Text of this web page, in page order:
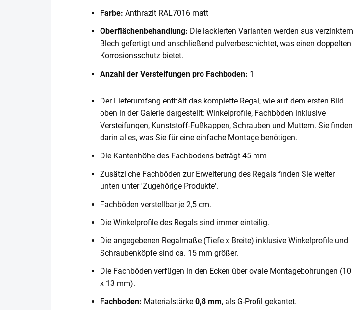
Farbe: Anthrazit RAL7016 matt
Oberflächenbehandlung: Die lackierten Varianten werden aus verzinktem
Blech gefertigt und anschließend pulverbeschichtet, was einen doppelten
Korrosionsschutz bietet.
Anzahl der Versteifungen pro Fachboden: 1
Der Lieferumfang enthält das komplette Regal, wie auf dem ersten Bild
oben in der Galerie dargestellt: Winkelprofile, Fachböden inklusive
Versteifungen, Kunststoff-Fußkappen, Schrauben und Muttern. Sie finden
darin alles, was Sie für eine einfache Montage benötigen.
Die Kantenhöhe des Fachbodens beträgt 45 mm
Zusätzliche Fachböden zur Erweiterung des Regals finden Sie weiter
unten unter 'Zugehörige Produkte'.
Fachböden verstellbar je 2,5 cm.
Die Winkelprofile des Regals sind immer einteilig.
Die angegebenen Regalmaße (Tiefe x Breite) inklusive Winkelprofile und
Schraubenköpfe sind ca. 15 mm größer.
Die Fachböden verfügen in den Ecken über ovale Montagebohrungen (10
x 13 mm).
Fachboden: Materialstärke 0,8 mm, als G-Profil gekantet.